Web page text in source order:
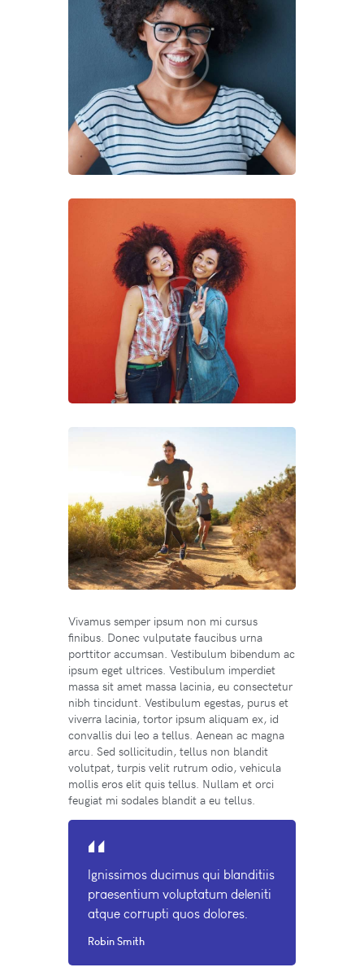
Vivamus semper ipsum non mi cursus
finibus. Donec vulputate faucibus urna
porttitor accumsan. Vestibulum bibendum ac
ipsum eget ultrices. Vestibulum imperdiet
massa sit amet massa lacinia, eu consectetur
nibh tincidunt. Vestibulum egestas, purus et
viverra lacinia, tortor ipsum aliquam ex, id
convallis dui leo a tellus. Aenean ac magna
arcu. Sed sollicitudin, tellus non blandit
volutpat, turpis velit rutrum odio, vehicula
mollis eros elit quis tellus. Nullam et orci
feugiat mi sodales blandit a eu tellus.
Ignissimos ducimus qui blanditiis
praesentium voluptatum deleniti
atque corrupti quos dolores.
Robin Smith